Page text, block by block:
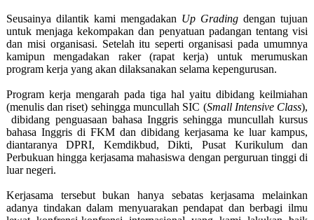
Seusainya dilantik kami mengadakan Up Gradingdengan tujuan
untuk menjaga kekompakan dan penyatuan padangan tentang visi
dan misi organisasi. Setelah itu seperti organisasi pada umumnya
kamipun mengadakan raker (rapat kerja) untuk merumuskan
program kerja yang akan dilaksanakan selama kepengurusan.
Program kerja mengarah pada tiga hal yaitu dibidang keilmiahan
(menulis dan riset) sehingga muncullah SIC (Small Intensive Class),
dibidang penguasaan bahasa Inggris sehingga muncullah kursus
bahasa Inggris di FKM dan dibidang kerjasama ke luar kampus,
diantaranya DPRI, Kemdikbud, Dikti, Pusat Kurikulum dan
Perbukuan hingga kerjasama mahasiswa dengan perguruan tinggi di
luar negeri.
Kerjasama tersebut bukan hanya sebatas kerjasama melainkan
adanya tindakan dalam menyuarakan pendapat dan berbagi ilmu